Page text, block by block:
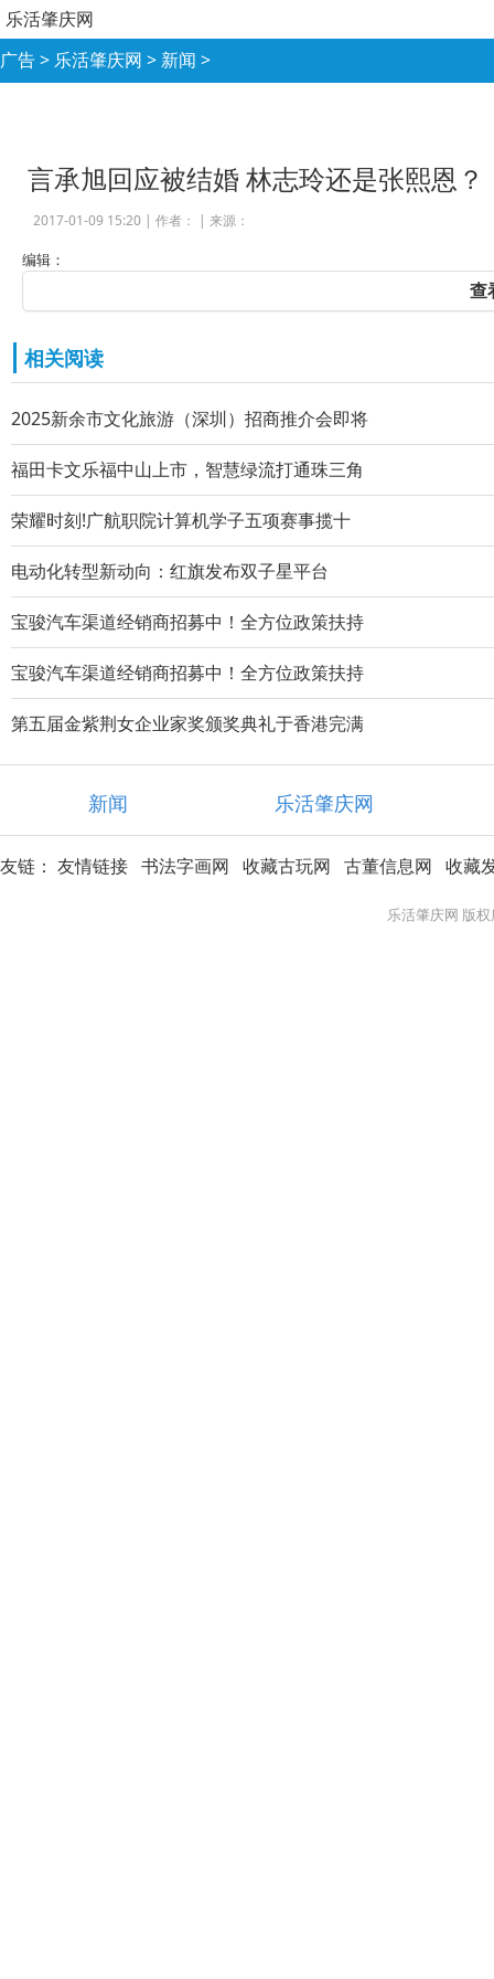
乐活肇庆网
广告> 乐活肇庆网 > 新闻 >
言承旭回应被结婚 林志玲还是张熙恩？
2017-01-09 15:20 | 作者： | 来源：
编辑：
查
相关阅读
2025新余市文化旅游（深圳）招商推介会即将
福田卡文乐福中山上市，智慧绿流打通珠三角
荣耀时刻!广航职院计算机学子五项赛事揽十
电动化转型新动向：红旗发布双子星平台
宝骏汽车渠道经销商招募中！全方位政策扶持
宝骏汽车渠道经销商招募中！全方位政策扶持
第五届金紫荆女企业家奖颁奖典礼于香港完满
新闻 乐活肇庆网
友链： 友情链接 书法字画网 收藏古玩网 古董信息网 收藏
乐活肇庆网 版